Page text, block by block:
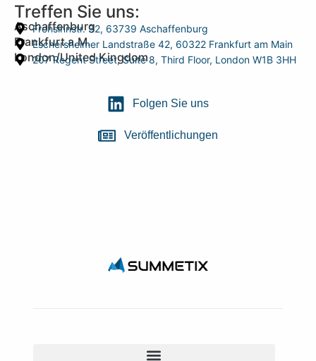
Treffen Sie uns:
Aschaffenburg
Frohsinnstr. 32, 63739 Aschaffenburg
Frankfurt a.M.
Eschersheimer Landstraße 42, 60322 Frankfurt am Main
London/United Kingdom
207 Regent Street, Suite 8, Third Floor, London W1B 3HH
Folgen Sie uns
Veröffentlichungen